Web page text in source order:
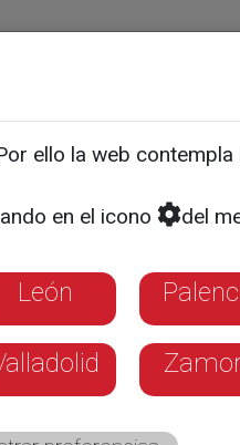
mes
ello la web
en el icono
del
León